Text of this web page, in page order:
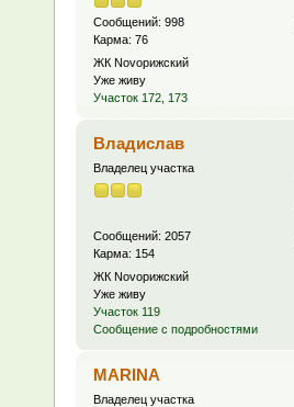
Сообщений: 998
Карма: 76
ЖК Novoрижский
Уже живу
Участок 172, 173
Владислав
Владелец участка
Сообщений: 2057
Карма: 154
ЖК Novoрижский
Уже живу
Участок 119
Сообщение с подробностями
MARINA
Владелец участка